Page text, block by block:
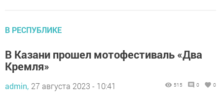
В РЕСПУБЛИКЕ
В Казани прошел мотофестиваль «Два
Кремля»
admin, 27 августа 2023 - 10:41 515 0 0